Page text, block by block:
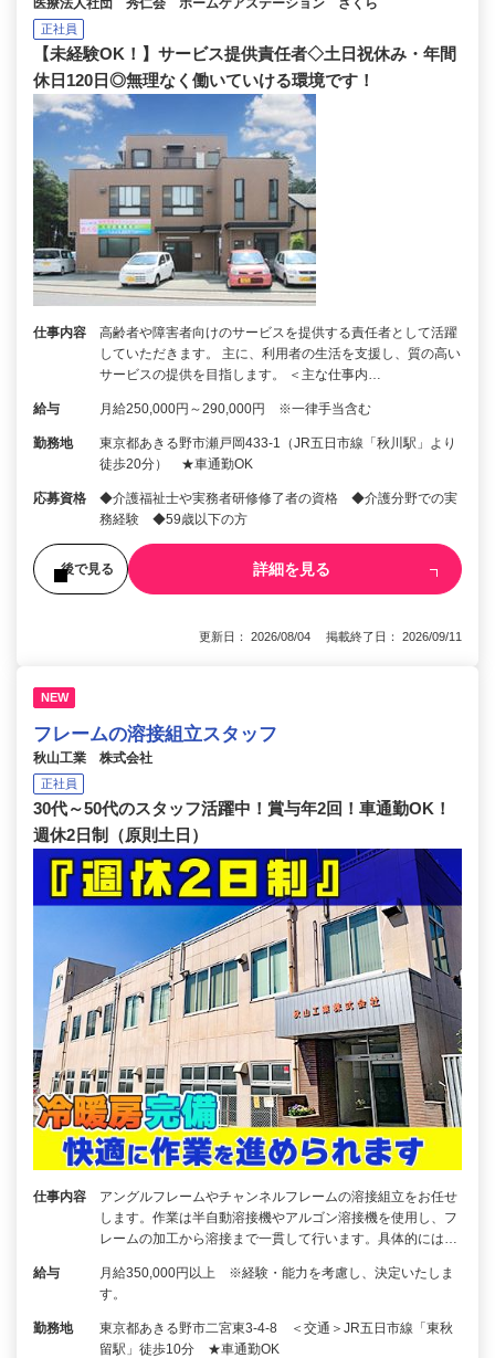
正社員
【未経験OK！】サービス提供責任者◇土日祝休み・年間
休日120日◎無理なく働いていける環境です！
仕事内容
高齢者や障害者向けのサービスを提供する責任者として活躍
していただきます。 主に、利用者の生活を支援し、質の高い
サービスの提供を目指します。 ＜主な仕事内…
給与 月給250,000円～290,000円 ※一律手当含む
勤務地
東京都あきる野市瀬戸岡433-1（JR五日市線「秋川駅」より
徒歩20分） ★車通勤OK
応募資格
◆介護福祉士や実務者研修修了者の資格 ◆介護分野での実
務経験 ◆59歳以下の方
後で見る 詳細を見る
更新日： 2026/08/04 掲載終了日： 2026/09/11
NEW
フレームの溶接組立スタッフ
秋山工業 株式会社
正社員
30代～50代のスタッフ活躍中！賞与年2回！車通勤OK！
週休2日制（原則土日）
仕事内容
アングルフレームやチャンネルフレームの溶接組立をお任せ
します。作業は半自動溶接機やアルゴン溶接機を使用し、フ
レームの加工から溶接まで一貫して行います。具体的には…
給与
月給350,000円以上 ※経験・能力を考慮し、決定いたしま
す。
勤務地
東京都あきる野市二宮東3-4-8 ＜交通＞JR五日市線「東秋
留駅」徒歩10分 ★車通勤OK